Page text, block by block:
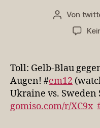
Von
Toll: Gelb-Blau
Augen! #em12
Ukraine vs. Sweden
gomiso.com/r/XC9x